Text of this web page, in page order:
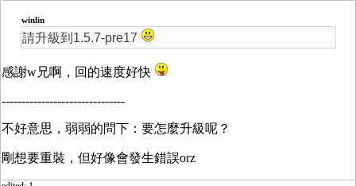
winlin
請升級到1.5.7-pre17
感謝w兄啊，回的速度好快
-------------------------------
不好意思，弱弱的問下：要怎麼升級呢？
剛想要重裝，但好像會發生錯誤orz